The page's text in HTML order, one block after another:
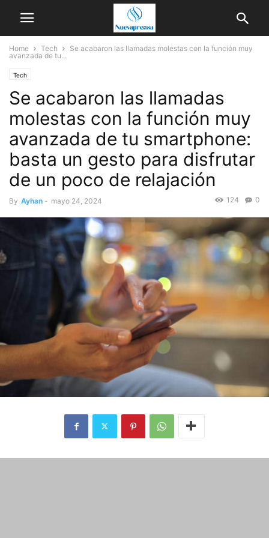
Home Tech
Se acabaron las llamadas molestas con la función muy
avanzada de tu...
Tech
Se acabaron las llamadas
molestas con la función muy
avanzada de tu smartphone:
basta un gesto para disfrutar
de un poco de relajación
By Ayhan - mayo 24, 2024 0
124